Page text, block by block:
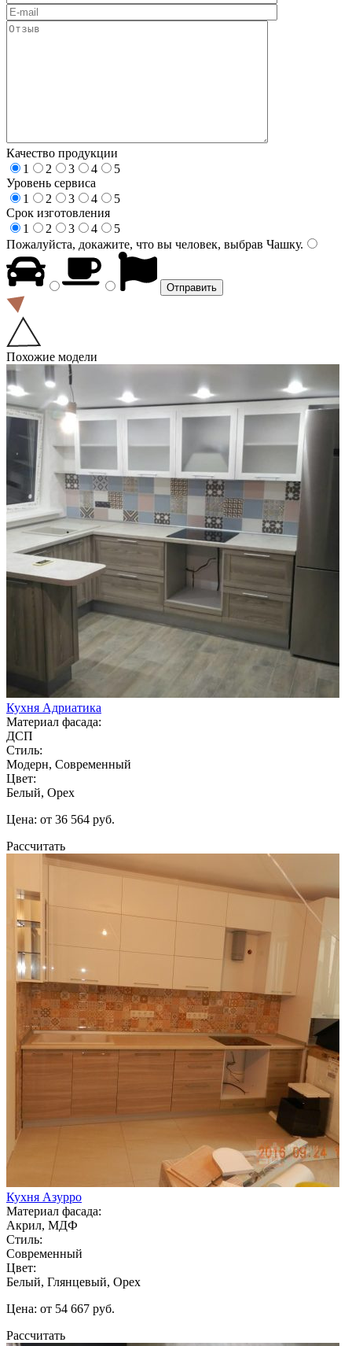
Качество продукции
1
2 3 4
5
Уровень сервиса
1
2 3 4
5
Срок изготовления
1
2 3 4
5
Пожалуйста, докажите, что вы человек, выбрав Чашку.
Похожие модели
Кухня Адриатика
Материал фасада:
ДСП
Стиль:
Модерн, Современный
Цвет:
Белый, Орех
Цена: от 36 564 руб.
Рассчитать
Кухня Азурро
Материал фасада:
Акрил, МДФ
Стиль:
Современный
Цвет:
Белый, Глянцевый, Орех
Цена: от 54 667 руб.
Рассчитать